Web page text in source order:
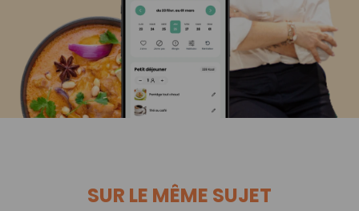
SUR LE MÊME SUJET